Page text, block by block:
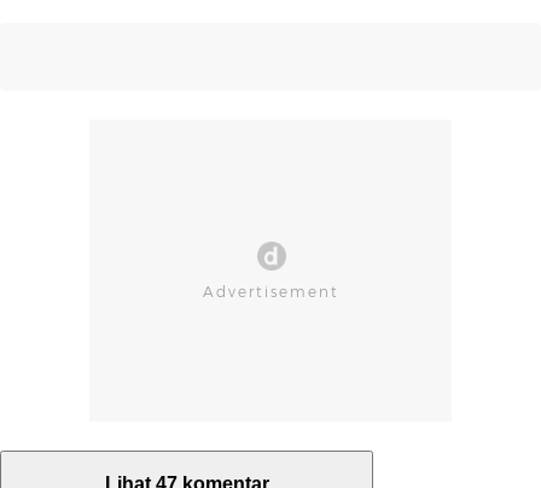
Lihat 47 komentar